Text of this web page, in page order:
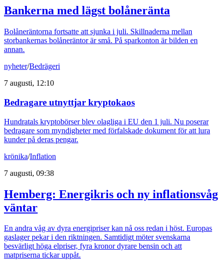
Bankerna med lägst bolåneränta
Bolåneräntorna fortsatte att sjunka i juli. Skillnaderna mellan
storbankernas bolåneräntor är små. På sparkonton är bilden en
annan.
nyheter/Bedrägeri
7 augusti, 12:10
Bedragare utnyttjar kryptokaos
Hundratals kryptobörser blev olagliga i EU den 1 juli. Nu poserar
bedragare som myndigheter med förfalskade dokument för att lura
kunder på deras pengar.
krönika/Inflation
7 augusti, 09:38
Hemberg: Energikris och ny inflationsvåg
väntar
En andra våg av dyra energipriser kan nå oss redan i höst. Europas
gaslager pekar i den riktningen. Samtidigt möter svenskarna
besvärligt höga elpriser, fyra kronor dyrare bensin och att
matpriserna tickar uppåt.